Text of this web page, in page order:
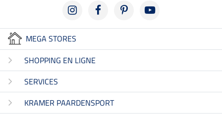
MEGA STORES
SHOPPING EN LIGNE
SERVICES
KRAMER PAARDENSPORT